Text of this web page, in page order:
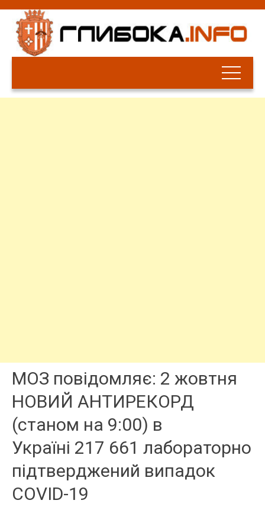
МОЗ повідомляє: 2 жовтня
НОВИЙ АНТИРЕКОРД
(станом на 9:00) в
Україні 217 661 лабораторно
підтверджений випадок
COVID-19